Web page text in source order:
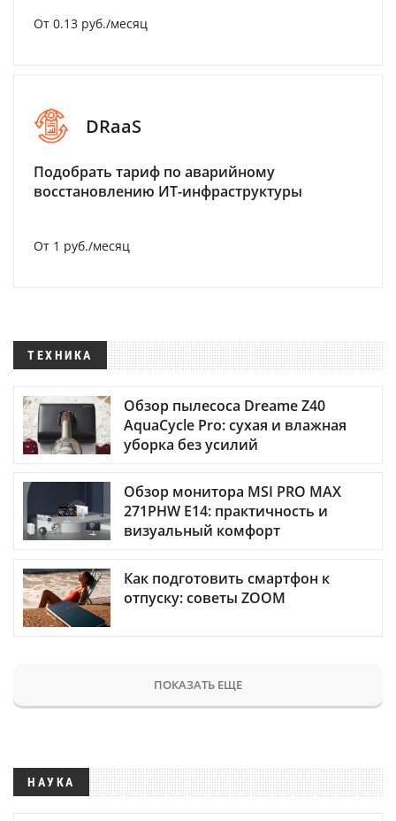
От 0.13 руб./месяц
DRaaS
Подобрать тариф по аварийному
восстановлению ИТ-инфраструктуры
От 1 руб./месяц
ТЕХНИКА
Обзор пылесоса Dreame Z40
AquaCycle Pro: сухая и влажная
уборка без усилий
Обзор монитора MSI PRO MAX
271PHW E14: практичность и
визуальный комфорт
Как подготовить смартфон к
отпуску: советы ZOOM
ПОКАЗАТЬ ЕЩЕ
НАУКА